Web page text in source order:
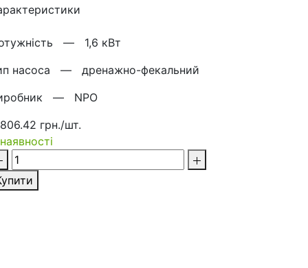
— 1,6 кВт
насоса — дренажно-фекальний
— NPO
грн./шт.